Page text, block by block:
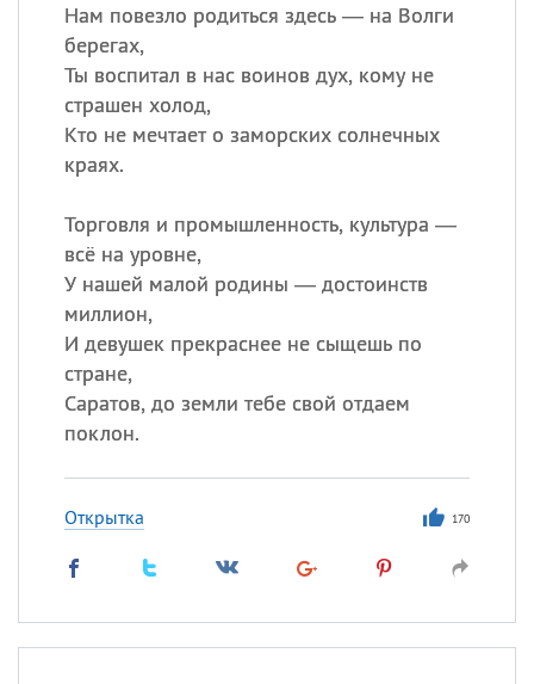
Нам повезло родиться здесь — на Волги
берегах,
Ты воспитал в нас воинов дух, кому не
страшен холод,
Кто не мечтает о заморских солнечных
краях.
Торговля и промышленность, культура —
всё на уровне,
У нашей малой родины — достоинств
миллион,
И девушек прекраснее не сыщешь по
стране,
Саратов, до земли тебе свой отдаем
поклон.
Открытка 170